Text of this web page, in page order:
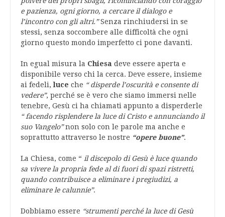
e pazienza, ogni giorno, a cercare il dialogo e
l’incontro con gli altri.”Senza rinchiudersi in se
stessi, senza soccombere alle difficoltà che ogni
giorno questo mondo imperfetto ci pone davanti.
In egual misura la Chiesa deve essere aperta e
disponibile verso chi la cerca. Deve essere, insieme
ai fedeli,luce che “ disperde l’oscurità e consente di
vedere”, perché se è vero che siamo immersi nelle
tenebre, Gesù ci ha chiamati appunto a disperderle
“ facendo risplendere la luce di Cristo e annunciando il
suo Vangelo”non solo con le parole ma anche e
soprattutto attraverso le nostre “opere buone”.
La Chiesa, come “ il discepolo di Gesù è luce quando
sa vivere la propria fede al di fuori di spazi ristretti,
quando contribuisce a eliminare i pregiudizi, a
eliminare le calunnie”.
Dobbiamo essere “strumenti perché la luce di Gesù